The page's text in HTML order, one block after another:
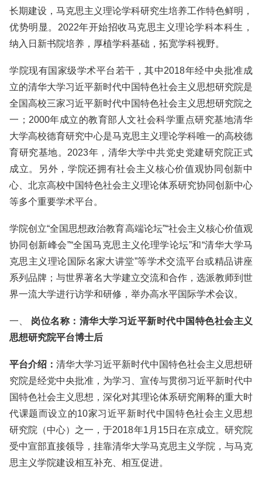
长期建设，马克思主义理论学科研究生培养工作特色鲜明，
优势明显。2022年开始招收马克思主义理论学科本科生，
纳入日新书院培养，厚植学科基础，拓宽学科视野。
学院现有国家级学术平台若干，其中2018年经中央批准成
立的清华大学习近平新时代中国特色社会主义思想研究院是
全国高校三家习近平新时代中国特色社会主义思想研究院之
一；2000年成立的教育部人文社会科学重点研究基地清华
大学高校德育研究中心是马克思主义理论学科唯一的高校德
育研究基地。2023年，清华大学中共党史党建研究院正式
成立。另外，学院还拥有社会主义核心价值观协同创新中
心、北京高校中国特色社会主义理论体系研究协同创新中心
等多个重要学术平台。
学院创立“全国思想政治教育高端论坛”“社会主义核心价值观
协同创新峰会”“全国马克思主义伦理学论坛”和“清华大学马
克思主义理论国际名家大讲堂”等学术交流平台或精品讲座
系列品牌；与世界著名大学建立交流和合作，选派教师到世
界一流大学进行访学和研修，举办高水平国际学术会议。
一、 岗位名称： 清华大学习近平新时代中国特色社会主义
思想研究院平台博士后
平台介绍： 清华大学习近平新时代中国特色社会主义思想研
究院是经党中央批准，为学习、宣传与贯彻习近平新时代中
国特色社会主义思想，深化对其理论体系研究阐释的重大时
代课题而设立的10家习近平新时代中国特色社会主义思想
研究院（中心）之一，于2018年1月15日在京成立。研究院
受中宣部直接领导，挂靠清华大学马克思主义学院，与马克
思主义学院建设相互补充、相互促进。